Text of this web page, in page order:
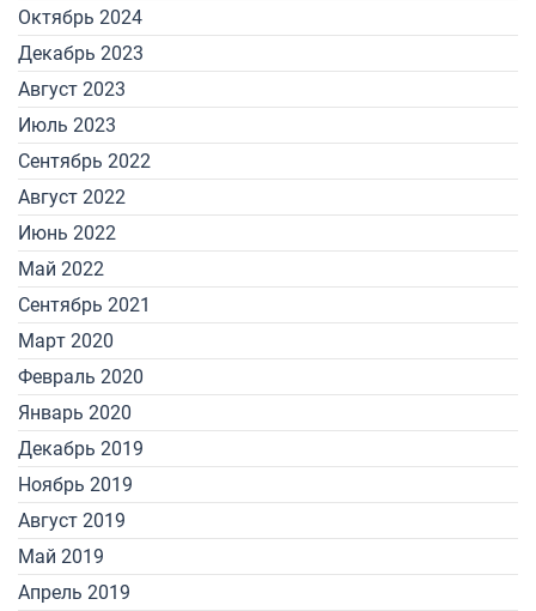
Октябрь 2024
Декабрь 2023
Август 2023
Июль 2023
Сентябрь 2022
Август 2022
Июнь 2022
Май 2022
Сентябрь 2021
Март 2020
Февраль 2020
Январь 2020
Декабрь 2019
Ноябрь 2019
Август 2019
Май 2019
Апрель 2019